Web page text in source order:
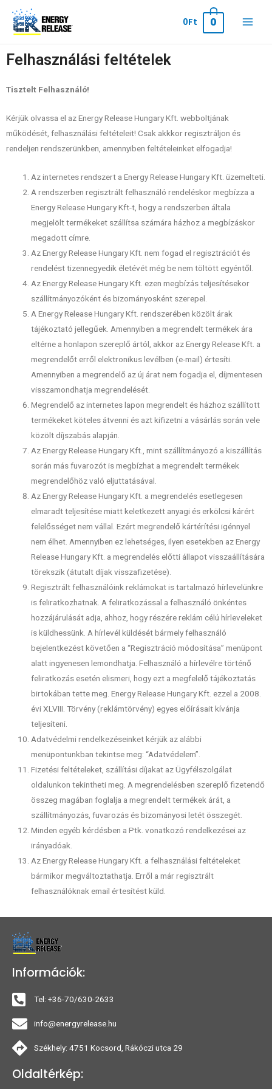
0Ft 0
Felhasználási feltételek
Tisztelt Felhasználó!
Kérjük olvassa el az Energy Release Hungary Kft. webboltjának
működését, felhasználási feltételeit! Csak akkkor regisztráljon és
rendeljen rendszerünkben, amennyiben feltételeinket elfogadja!
Az internetes rendszert a Energy Release Hungary Kft. üzemelteti.
A rendszerben regisztrált felhasználó rendeléskor megbízza a
Energy Release Hungary Kft-t, hogy a rendszerben általa
megjelölt termékeket szállítsa számára házhoz a megbízáskor
megadott címre.
Az Energy Release Hungary Kft. nem fogad el regisztrációt és
rendelést tizennegyedik életévét még be nem töltött egyéntől.
Az Energy Release Hungary Kft. ezen megbízás teljesítésekor
szállítmányozóként és bizományosként szerepel.
A Energy Release Hungary Kft. rendszerében közölt árak
tájékoztató jellegűek. Amennyiben a megrendelt termékek ára
eltérne a honlapon szereplő ártól, akkor az Energy Release Kft. a
megrendelőt erről elektronikus levélben (e-mail) értesíti.
Amennyiben a megrendelő az új árat nem fogadja el, díjmentesen
visszamondhatja megrendelését.
Megrendelő az internetes lapon megrendelt és házhoz szállított
termékeket köteles átvenni és azt kifizetni a vásárlás során vele
közölt díjszabás alapján.
Az Energy Release Hungary Kft., mint szállítmányozó a kiszállítás
során más fuvarozót is megbízhat a megrendelt termékek
megrendelőhöz való eljuttatásával.
Az Energy Release Hungary Kft. a megrendelés esetlegesen
elmaradt teljesítése miatt keletkezett anyagi és erkölcsi kárért
felelősséget nem vállal. Ezért megrendelő kártérítési igénnyel
nem élhet. Amennyiben ez lehetséges, ilyen esetekben az Energy
Release Hungary Kft. a megrendelés előtti állapot visszaállítására
törekszik (átutalt díjak visszafizetése).
Regisztrált felhasználóink reklámokat is tartalmazó hírlevelünkre
is feliratkozhatnak. A feliratkozással a felhasználó önkéntes
hozzájárulását adja, ahhoz, hogy részére reklám célú hírleveleket
is küldhessünk. A hírlevél küldését bármely felhasználó
bejelentkezést követően a “Regisztráció módosítása” menüpont
alatt ingyenesen lemondhatja. Felhasználó a hírlevélre történő
feliratkozás esetén elismeri, hogy ezt a megfelelő tájékoztatás
birtokában tette meg. Energy Release Hungary Kft. ezzel a 2008.
évi XLVIII. Törvény (reklámtörvény) egyes előírásait kívánja
teljesíteni.
Adatvédelmi rendelkezéseinket kérjük az alábbi
menüpontunkban tekintse meg: “Adatvédelem”.
Fizetési feltételeket, szállítási díjakat az Ügyfélszolgálat
oldalunkon tekintheti meg. A megrendelésben szereplő fizetendő
összeg magában foglalja a megrendelt termékek árát, a
szállítmányozás, fuvarozás és bizományosi letét összegét.
Minden egyéb kérdésben a Ptk. vonatkozó rendelkezései az
irányadóak.
Az Energy Release Hungary Kft. a felhasználási feltételeket
bármikor megváltoztathatja. Erről a már regisztrált
felhasználóknak email értesítést küld.
Információk:
Tel: +36-70/630-2633
info@energyrelease.hu
Székhely: 4751 Kocsord, Rákóczi utca 29
Oldaltérkép: